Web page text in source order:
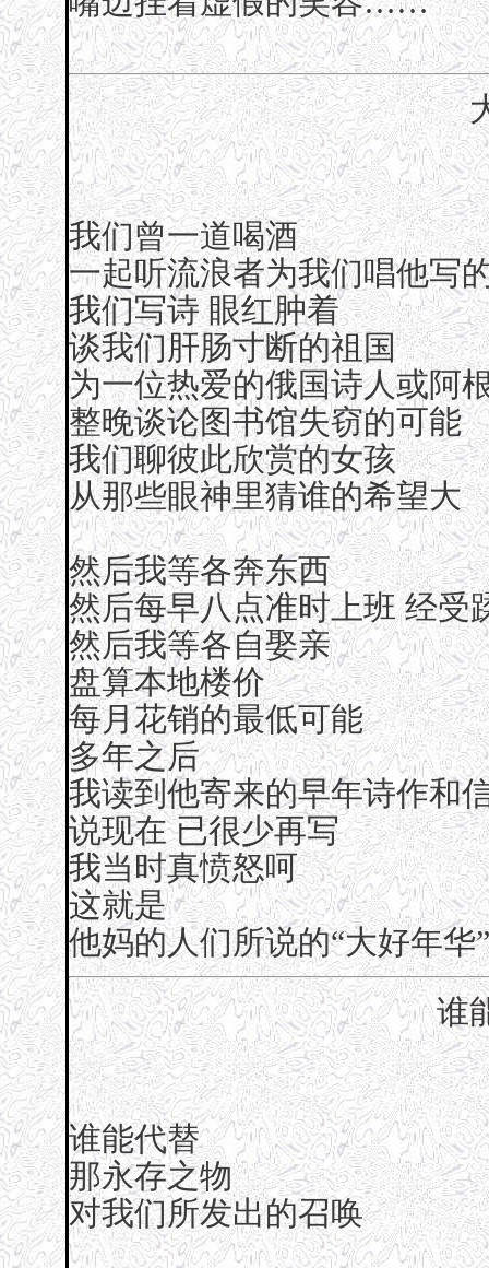
我们曾一道喝酒
一起听流浪者为我们唱他写
我们写诗 眼红肿着
谈我们肝肠寸断的祖国
为一位热爱的俄国诗人或阿
整晚谈论图书馆失窃的可能
我们聊彼此欣赏的女孩
从那些眼神里猜谁的希望大
然后我等各奔东西
然后每早八点准时上班 经受
然后我等各自娶亲
盘算本地楼价
每月花销的最低可能
多年之后
我读到他寄来的早年诗作和
说现在 已很少再写
我当时真愤怒呵
这就是
他妈的人们所说的“大好年华”
谁
谁能代替
那永存之物
对我们所发出的召唤